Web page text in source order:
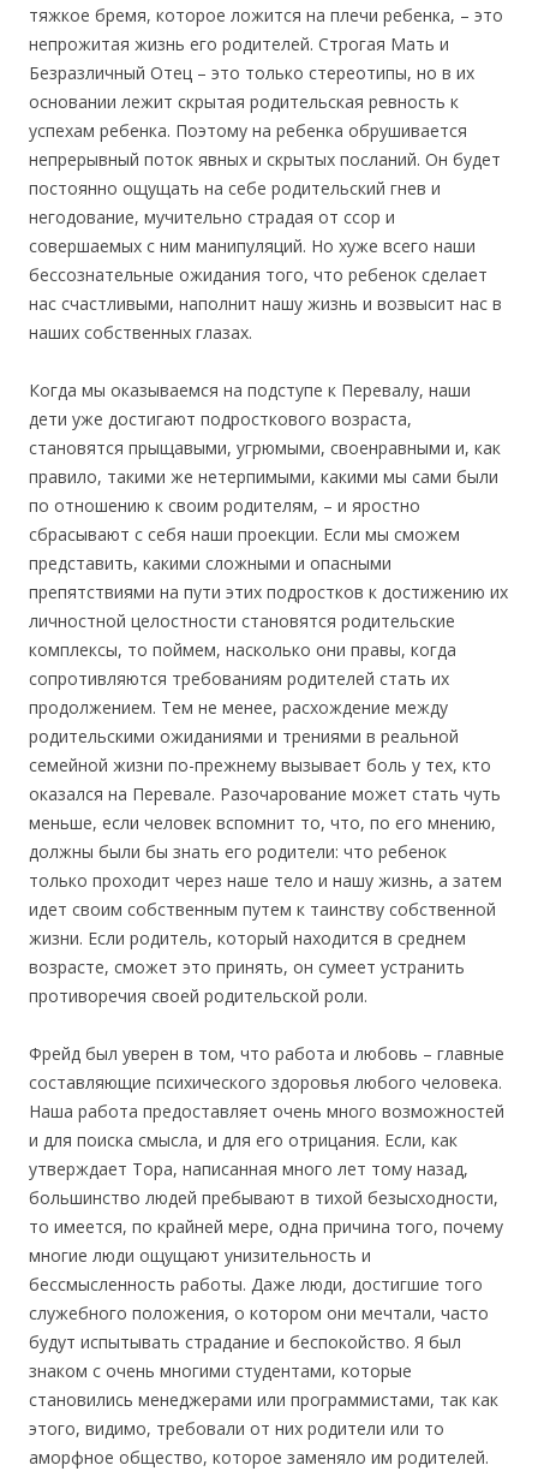
тяжкое бремя, которое ложится на плечи ребенка, – это
непрожитая жизнь его родителей. Строгая Мать и
Безразличный Отец – это только стереотипы, но в их
основании лежит скрытая родительская ревность к
успехам ребенка. Поэтому на ребенка обрушивается
непрерывный поток явных и скрытых посланий. Он будет
постоянно ощущать на себе родительский гнев и
негодование, мучительно страдая от ссор и
совершаемых с ним манипуляций. Но хуже всего наши
бессознательные ожидания того, что ребенок сделает
нас счастливыми, наполнит нашу жизнь и возвысит нас в
наших собственных глазах.
Когда мы оказываемся на подступе к Перевалу, наши
дети уже достигают подросткового возраста,
становятся прыщавыми, угрюмыми, своенравными и, как
правило, такими же нетерпимыми, какими мы сами были
по отношению к своим родителям, – и яростно
сбрасывают с себя наши проекции. Если мы сможем
представить, какими сложными и опасными
препятствиями на пути этих подростков к достижению их
личностной целостности становятся родительские
комплексы, то поймем, насколько они правы, когда
сопротивляются требованиям родителей стать их
продолжением. Тем не менее, расхождение между
родительскими ожиданиями и трениями в реальной
семейной жизни по-прежнему вызывает боль у тех, кто
оказался на Перевале. Разочарование может стать чуть
меньше, если человек вспомнит то, что, по его мнению,
должны были бы знать его родители: что ребенок
только проходит через наше тело и нашу жизнь, а затем
идет своим собственным путем к таинству собственной
жизни. Если родитель, который находится в среднем
возрасте, сможет это принять, он сумеет устранить
противоречия своей родительской роли.
Фрейд был уверен в том, что работа и любовь – главные
составляющие психического здоровья любого человека.
Наша работа предоставляет очень много возможностей
и для поиска смысла, и для его отрицания. Если, как
утверждает Тора, написанная много лет тому назад,
большинство людей пребывают в тихой безысходности,
то имеется, по крайней мере, одна причина того, почему
многие люди ощущают унизительность и
бессмысленность работы. Даже люди, достигшие того
служебного положения, о котором они мечтали, часто
будут испытывать страдание и беспокойство. Я был
знаком с очень многими студентами, которые
становились менеджерами или программистами, так как
этого, видимо, требовали от них родители или то
аморфное общество, которое заменяло им родителей.